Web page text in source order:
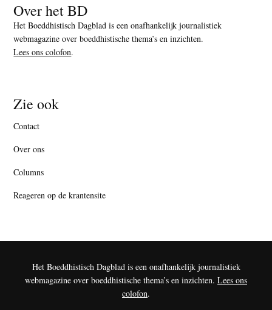
Over het BD
Het Boeddhistisch Dagblad is een onafhankelijk journalistiek
webmagazine over boeddhistische thema’s en inzichten.
Lees ons colofon.
Zie ook
Contact
Over ons
Columns
Reageren op de krantensite
Het Boeddhistisch Dagblad is een onafhankelijk journalistiek
webmagazine over boeddhistische thema’s en inzichten. Lees ons
colofon.